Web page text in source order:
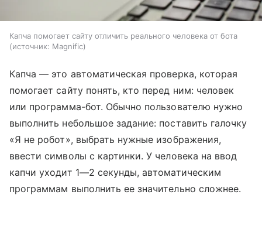
Капча помогает сайту отличить реального человека от бота
источник: Magnific
Капча — это автоматическая проверка, которая
помогает сайту понять, кто перед ним: человек
или программа-бот. Обычно пользователю нужно
выполнить небольшое задание: поставить галочку
«Я не робот», выбрать нужные изображения,
ввести символы с картинки. У человека на ввод
капчи уходит 1—2 секунды, автоматическим
программам выполнить ее значительно сложнее.